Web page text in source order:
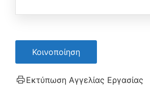
Κοινοποίηση
Εκτύπωση Αγγελίας Εργασίας